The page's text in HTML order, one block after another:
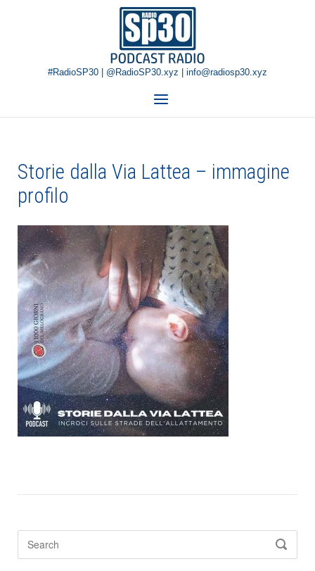
Home
#RadioSP30 | @RadioSP30.xyz | info@radiosp30.xyz
Menu
Storie dalla Via Lattea – immagine
profilo
Search